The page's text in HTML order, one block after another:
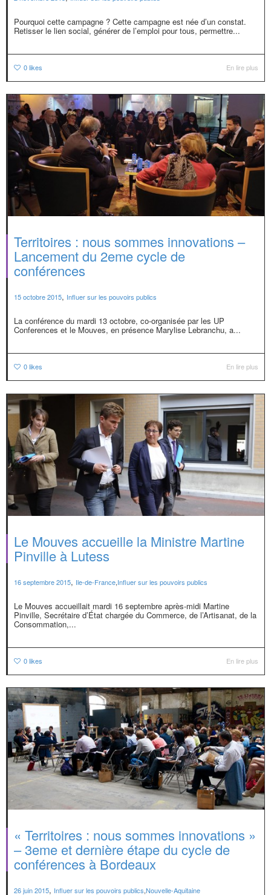
Pourquoi cette campagne ? Cette campagne est née d’un constat.
Retisser le lien social, générer de l’emploi pour tous, permettre...
0likes En lire plus
Territoires : nous sommes innovations –
Lancement du 2eme cycle de
conférences
15 octobre 2015, Influer sur les pouvoirs publics
La conférence du mardi 13 octobre, co-organisée par les UP
Conferences et le Mouves, en présence Marylise Lebranchu, a...
0likes En lire plus
Le Mouves accueille la Ministre Martine
Pinville à Lutess
16 septembre 2015, Ile-de-France,Influer sur les pouvoirs publics
Le Mouves accueillait mardi 16 septembre après-midi Martine
Pinville, Secrétaire d’État chargée du Commerce, de l’Artisanat, de la
Consommation,...
0likes En lire plus
« Territoires : nous sommes innovations »
– 3eme et dernière étape du cycle de
conférences à Bordeaux
26 juin 2015, Influer sur les pouvoirs publics,Nouvelle-Aquitaine